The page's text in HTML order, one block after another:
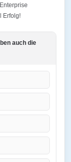
Erfolg!
auch die